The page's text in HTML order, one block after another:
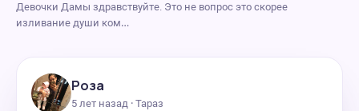
Девочки Дамы здравствуйте. Это не вопрос это скорее
изливание души ком…
Роза
5 лет назад · Тараз